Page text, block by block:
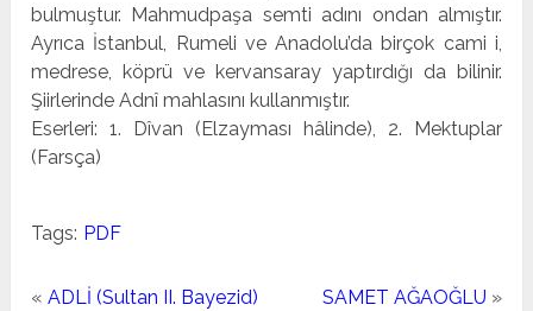
bulmuştur. Mahmudpaşa semti adını ondan almıştır.
Ayrıca İstanbul, Rumeli ve Anadolu’da birçok cami i,
medrese, köprü ve kervansaray yaptırdığı da bi­linir.
Şiirlerinde Adnî mahlasını kullanmıştır.
Eserleri: 1. Dîvan (Elzayması hâlinde), 2. Mektuplar
(Fars­ça)
Tags: PDF
«ADLİ (Sultan II. Bayezid) SAMET AĞAOĞLU »